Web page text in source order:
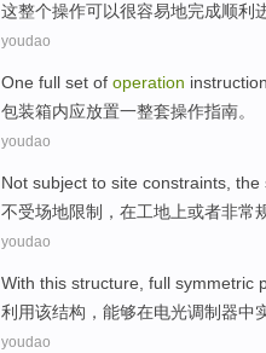
这整个操作可以很容易地完成顺利
youdao
One full set of operation
包装箱内应放置一整套操作指南。
youdao
Not subject to site constraints the
不受场地限制 ， 在工地 上或者非常
youdao
With this structure full symmetric
利用该结构 ， 能够在电光调制器中
youdao